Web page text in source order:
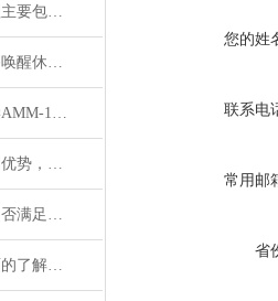
气体分割器的工作原理主要包括以下3个方面
细胞复苏仪是一种能够唤醒休眠状态细胞的创新设备
产品介绍日本日陶科学AMM-140D玛瑙自动乳钵自动粉碎机
关于细胞复苏仪的使用优势，你还不知道吗？
细胞复苏仪复苏效果是否满足您的实际要求？
以下资料可以让您全面的了解泰荣测氧仪
您的姓
联系电
常用邮
省